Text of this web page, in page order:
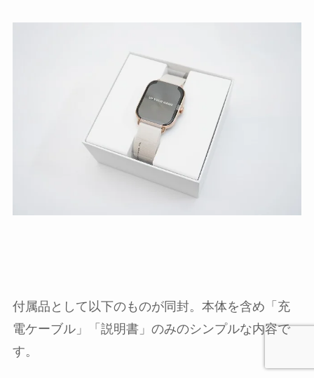
付属品として以下のものが同封。本体を含め「充
電ケーブル」「説明書」のみのシンプルな内容で
す。